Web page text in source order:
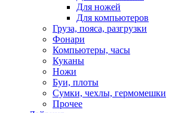
Для ножей
Для компьютеров
Груза, пояса, разгрузки
Фонари
Компьютеры, часы
Куканы
Ножи
Буи, плоты
Сумки, чехлы, гермомешки
Прочее